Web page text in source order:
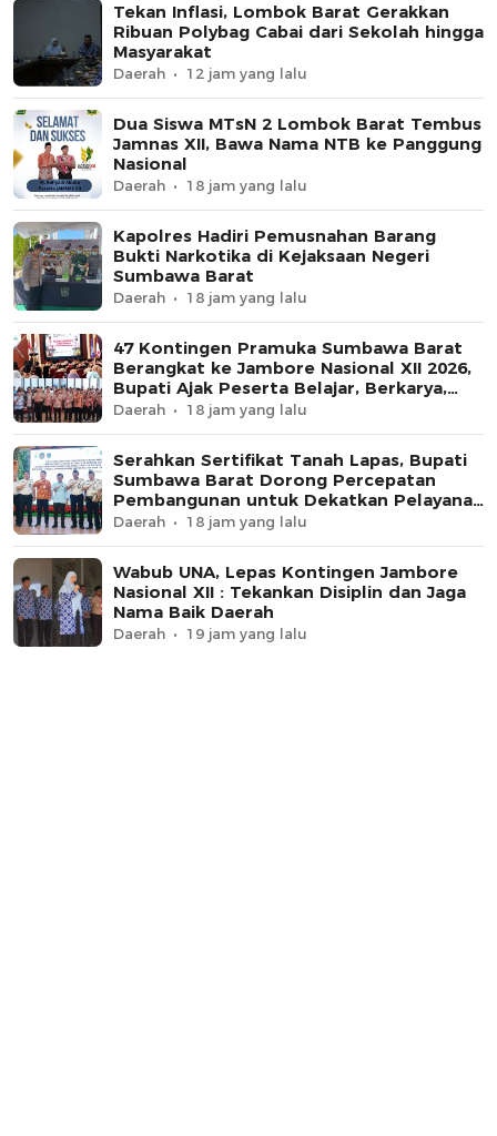
Tekan Inflasi, Lombok Barat Gerakkan
Ribuan Polybag Cabai dari Sekolah hingga
Masyarakat
Daerah 12 jam yang lalu
Dua Siswa MTsN 2 Lombok Barat Tembus
Jamnas XII, Bawa Nama NTB ke Panggung
Nasional
Daerah 18 jam yang lalu
Kapolres Hadiri Pemusnahan Barang
Bukti Narkotika di Kejaksaan Negeri
Sumbawa Barat
Daerah 18 jam yang lalu
47 Kontingen Pramuka Sumbawa Barat
Berangkat ke Jambore Nasional XII 2026,
Bupati Ajak Peserta Belajar, Berkarya,
dan Harumkan Nama Daerah
Daerah 18 jam yang lalu
Serahkan Sertifikat Tanah Lapas, Bupati
Sumbawa Barat Dorong Percepatan
Pembangunan untuk Dekatkan Pelayanan
Pemasyarakatan
Daerah 18 jam yang lalu
Wabub UNA, Lepas Kontingen Jambore
Nasional XII : Tekankan Disiplin dan Jaga
Nama Baik Daerah
Daerah 19 jam yang lalu